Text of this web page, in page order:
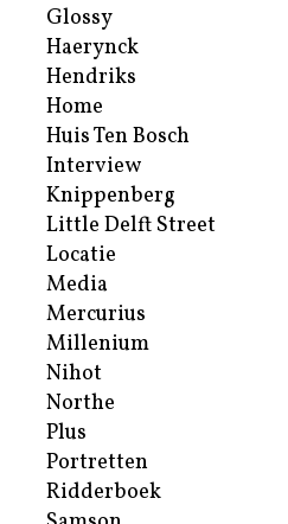
Glossy
Haerynck
Hendriks
Home
Huis Ten Bosch
Interview
Knippenberg
Little Delft Street
Locatie
Media
Mercurius
Millenium
Nihot
Northe
Plus
Portretten
Ridderboek